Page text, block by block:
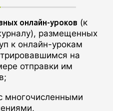
онлайн-уроков (к
размещенных
к онлайн-урокам
на
отправки им
многочисленными